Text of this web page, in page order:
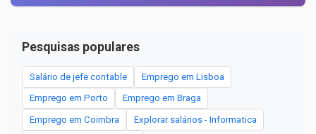
Pesquisas populares
Salário de jefe contable Emprego em Lisboa
Emprego em Porto Emprego em Braga
Emprego em Coimbra Explorar salários - Informatica